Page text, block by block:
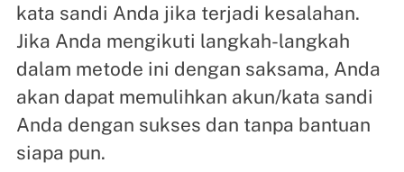
kata sandi Anda jika terjadi kesalahan.
Jika Anda mengikuti langkah-langkah
dalam metode ini dengan saksama, Anda
akan dapat memulihkan akun/kata sandi
Anda dengan sukses dan tanpa bantuan
siapa pun.